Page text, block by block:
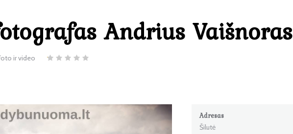
Andrius Vaišnoras
ir video
Adresas
Šilutė